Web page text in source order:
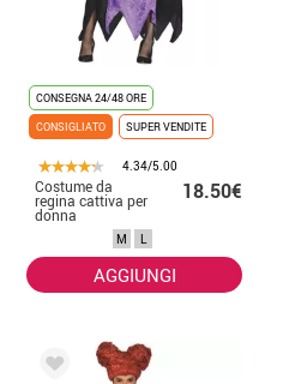
CONSEGNA 24/48 ORE
CONSIGLIATO
SUPER VENDITE
4.34/5.00
Costume da
regina cattiva per
donna
18.50€
M L
AGGIUNGI